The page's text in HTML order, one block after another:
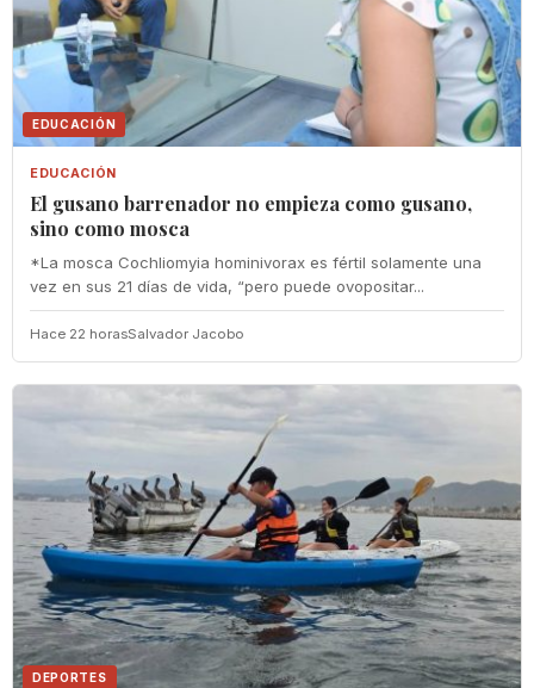
EDUCACIÓN
EDUCACIÓN
El gusano barrenador no empieza como gusano,
sino como mosca
*La mosca Cochliomyia hominivorax es fértil solamente una
vez en sus 21 días de vida, “pero puede ovopositar...
Hace 22 horasSalvador Jacobo
DEPORTES